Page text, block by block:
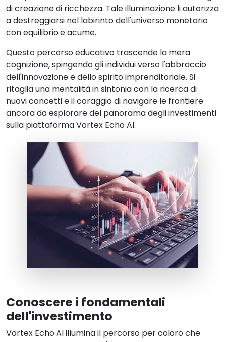
di creazione di ricchezza. Tale illuminazione li autorizza
a destreggiarsi nel labirinto dell'universo monetario
con equilibrio e acume.
Questo percorso educativo trascende la mera
cognizione, spingendo gli individui verso l'abbraccio
dell'innovazione e dello spirito imprenditoriale. Si
ritaglia una mentalità in sintonia con la ricerca di
nuovi concetti e il coraggio di navigare le frontiere
ancora da esplorare del panorama degli investimenti
sulla piattaforma Vortex Echo AI.
Conoscere i fondamentali
dell'investimento
Vortex Echo AI illumina il percorso per coloro che